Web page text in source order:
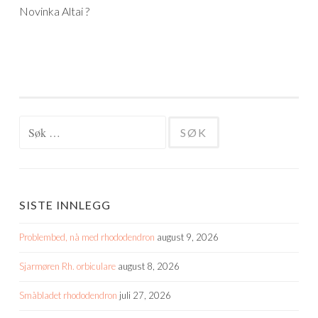
Novinka Altai ?
SISTE INNLEGG
Problembed, nå med rhododendron august 9, 2026
Sjarmøren Rh. orbiculare august 8, 2026
Småbladet rhododendron juli 27, 2026